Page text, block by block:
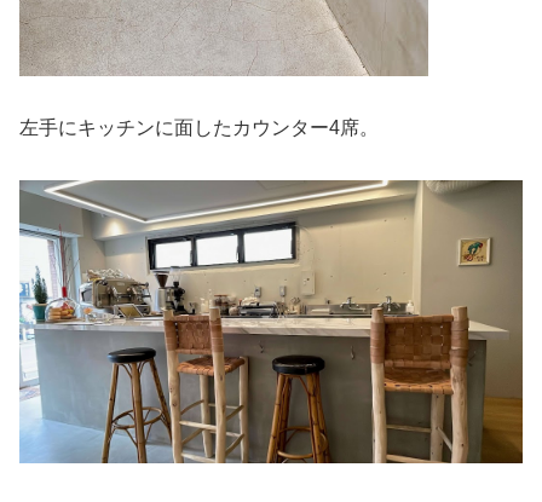
左手にキッチンに面したカウンター4席。